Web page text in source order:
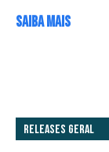
SAIBA MAIS
Releases Geral